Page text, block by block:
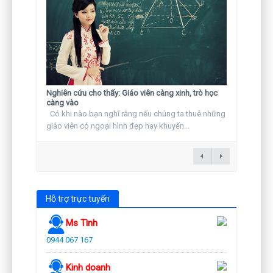
Nghiên cứu cho thấy: Giáo viên càng xinh, trò học
càng vào
Có khi nào bạn nghĩ rằng nếu chúng ta thuê những
giáo viên có ngoại hình đẹp hay khuyến...
Hỗ trợ trực tuyến
Ms Tình
0944 067 167
Kinh doanh